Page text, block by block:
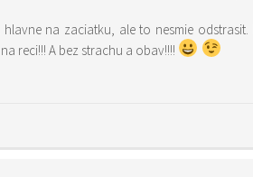
na zaciatku, ale to nesmie
reci!!! A bez strachu a obav!!!!